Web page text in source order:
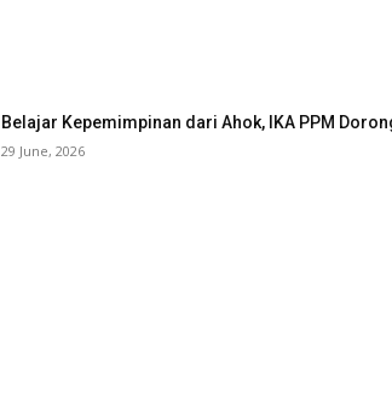
Belajar Kepemimpinan dari Ahok, IKA PPM
29 June, 2026